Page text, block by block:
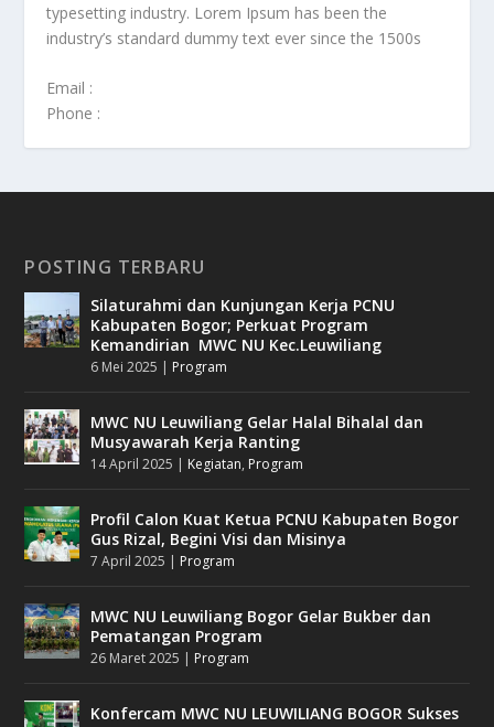
typesetting industry. Lorem Ipsum has been the
industry’s standard dummy text ever since the 1500s
Email :
Phone :
POSTING TERBARU
Silaturahmi dan Kunjungan Kerja PCNU
Kabupaten Bogor; Perkuat Program
Kemandirian MWC NU Kec.Leuwiliang
6 Mei 2025 | Program
MWC NU Leuwiliang Gelar Halal Bihalal dan
Musyawarah Kerja Ranting
14 April 2025 | Kegiatan, Program
Profil Calon Kuat Ketua PCNU Kabupaten Bogor
Gus Rizal, Begini Visi dan Misinya
7 April 2025 | Program
MWC NU Leuwiliang Bogor Gelar Bukber dan
Pematangan Program
26 Maret 2025 | Program
Konfercam MWC NU LEUWILIANG BOGOR Sukses